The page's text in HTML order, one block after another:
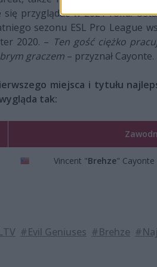
przyglądać w 2021 roku.
sezonu ESL Pro League
2020. – Ten gość ciężko
graczem – przyznał Cayonte.
miejsca i tytułu
tak:
Vincent "Brehze" Cayonte
#Evil Geniuses #Brehze